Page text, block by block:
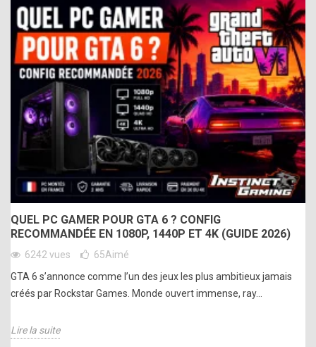
QUEL PC GAMER POUR GTA 6 ? CONFIG
RECOMMANDÉE EN 1080P, 1440P ET 4K (GUIDE 2026)
6242 vues 65Aimé
GTA 6 s’annonce comme l’un des jeux les plus ambitieux jamais
créés par Rockstar Games. Monde ouvert immense, ray...
Lire la suite